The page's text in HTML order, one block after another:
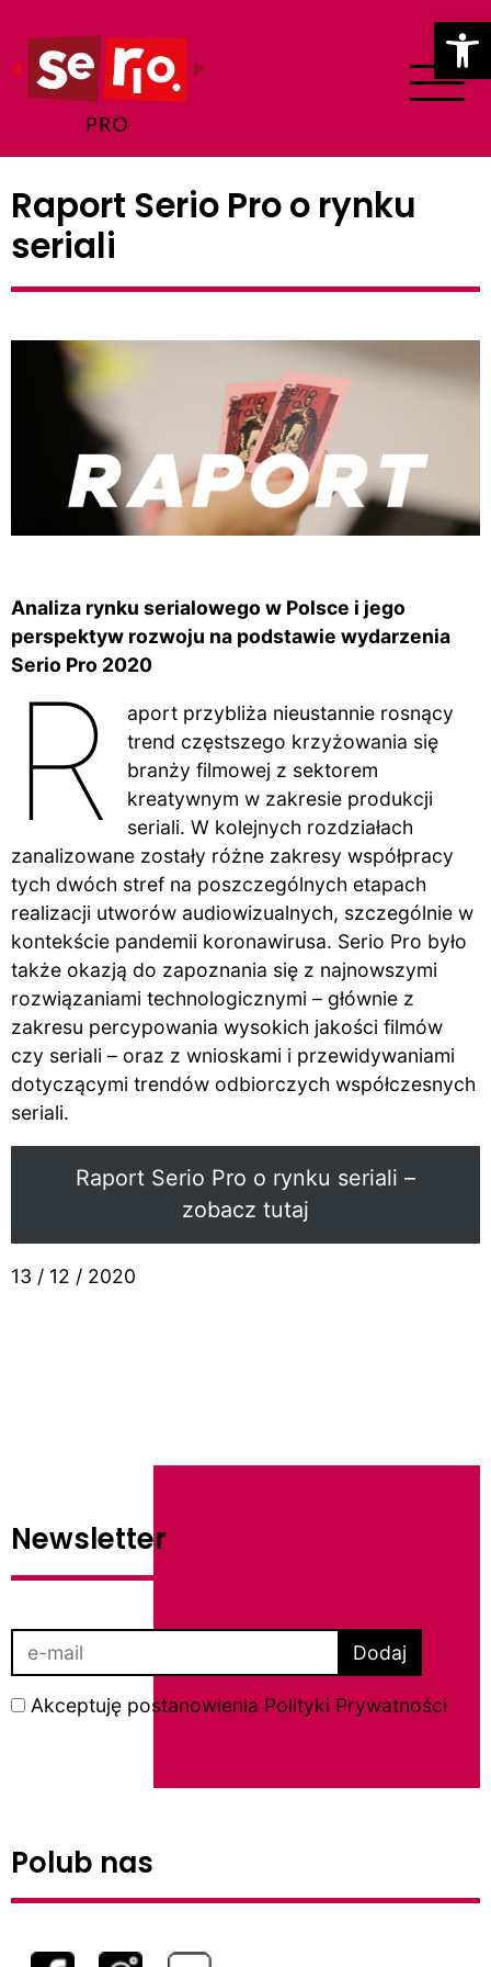
Raport Serio Pro o rynku
seriali
Analiza rynku serialowego w Polsce i jego
perspektyw rozwoju na podstawie wydarzenia
Serio Pro 2020
R
aport przybliża nieustannie rosnący
trend częstszego krzyżowania się
branży filmowej z sektorem
kreatywnym w zakresie produkcji
seriali. W kolejnych rozdziałach
zanalizowane zostały różne zakresy współpracy
tych dwóch stref na poszczególnych etapach
realizacji utworów audiowizualnych, szczególnie w
kontekście pandemii koronawirusa. Serio Pro było
także okazją do zapoznania się z najnowszymi
rozwiązaniami technologicznymi – głównie z
zakresu percypowania wysokich jakości filmów
czy seriali – oraz z wnioskami i przewidywaniami
dotyczącymi trendów odbiorczych współczesnych
seriali.
Raport Serio Pro o rynku seriali –
zobacz tutaj
13 / 12 / 2020
Newsletter
Dodaj
Akceptuję postanowienia Polityki Prywatności
Polub nas